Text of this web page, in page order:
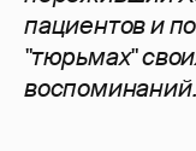
пациентов и
"тюрьмах"
воспоминаний.